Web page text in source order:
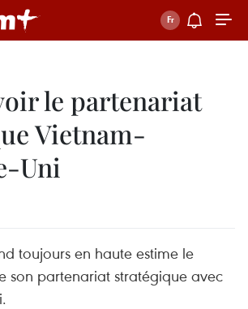
le partenariat
Vietnam-
Uni
toujours en haute estime le
son partenariat stratégique avec